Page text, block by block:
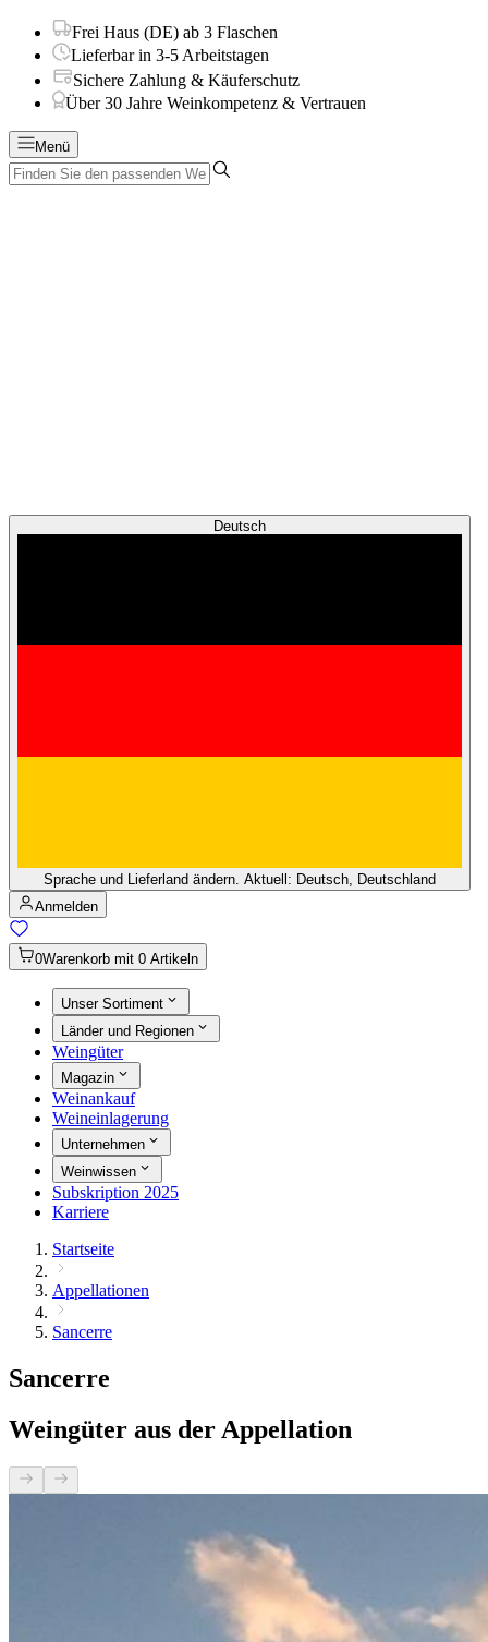
Frei Haus (DE) ab 3 Flaschen
Lieferbar in 3-5 Arbeitstagen
Sichere Zahlung & Käuferschutz
Über 30 Jahre Weinkompetenz & Vertrauen
Menü
Deutsch
Sprache und Lieferland ändern. Aktuell: Deutsch, Deutschland
Anmelden
0Warenkorb mit 0 Artikeln
Unser Sortiment
Länder und Regionen
Weingüter
Magazin
Weinankauf
Weineinlagerung
Unternehmen
Weinwissen
Subskription 2025
Karriere
Startseite
Appellationen
Sancerre
Sancerre
Weingüter aus der Appellation